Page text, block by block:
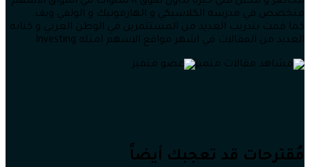
متخصص في مدرسه الكلاسيكي و الهارمونيك و الولفي ويف.
كما قمت بتدريب العديد من المستثمرين في الوطن العربي و كتابه
العديد من المقالات في اشهر مواقع الاسهم امثله Investing
مُقترحات قد تعجبك أيضاً